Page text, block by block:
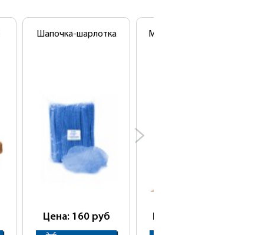
Шапочка-шарлотка
Цена: 160 руб
Маска 3-хслойная на
Цена: 1 125